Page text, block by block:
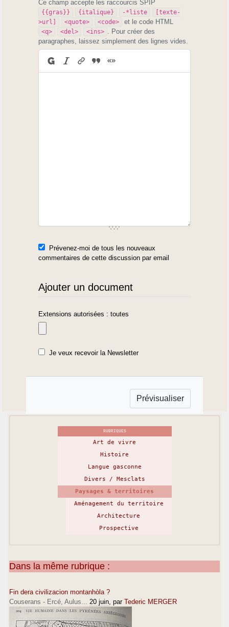
Ce champ accepte les raccourcis SPIP
{{gras}} {italique} -*liste
[texte-
>url]
<quote> <code> et le code HTML
<q> <del> <ins>
. Pour créer des
paragraphes, laissez simplement des lignes vides.
Prévenez-moi de tous les nouveaux
commentaires de cette discussion par email
Ajouter un document
Extensions autorisées : toutes
Je veux recevoir la Newsletter
RUBRIQUES
Art de vivre
Histoire
Langue gasconne
Divers / Mesclats
Paysages & territoires
Aménagement du territoire
Architecture
Prospective
Dans la même rubrique :
Fin dera civilizacion montanhòla ?
Couserans - Ercé, Aulus...
20 juin , par Tederic MERGER